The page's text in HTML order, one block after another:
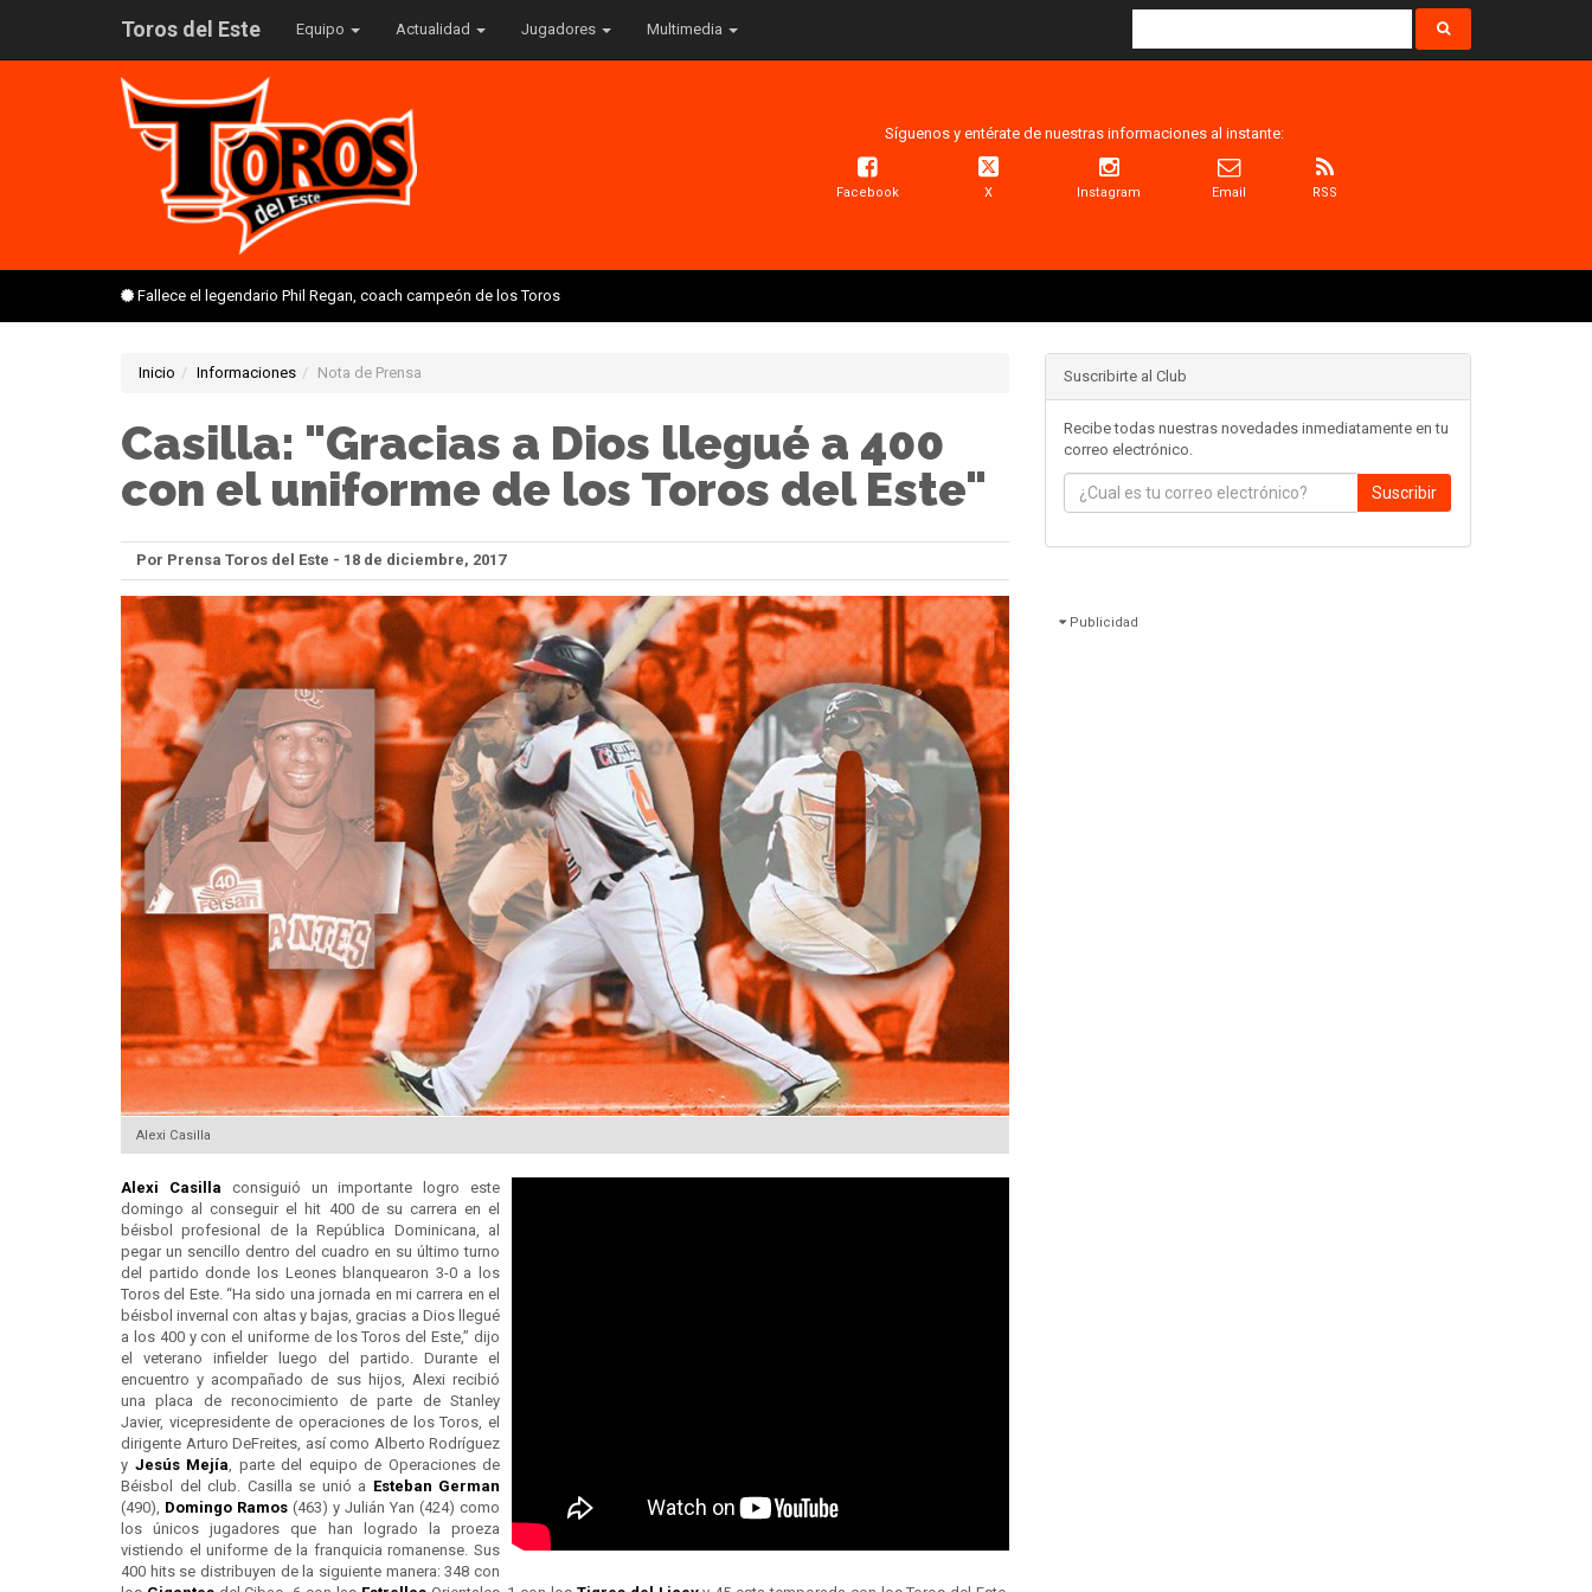
Toros del Este Equipo Actualidad Jugadores Multimedia
Síguenos y entérate de nuestras informaciones al instante:
Facebook X Instagram Email RSS
Fallece el legendario Phil Regan, coach campeón de los Toros
Inicio Informaciones Nota de Prensa
Casilla: "Gracias a Dios llegué a 400
con el uniforme de los Toros del Este"
Por Prensa Toros del Este - 18 de diciembre, 2017
Alexi Casilla
Alexi Casilla consiguió un importante logro este
domingo al conseguir el hit 400 de su carrera en el
béisbol profesional de la República Dominicana, al
pegar un sencillo dentro del cuadro en su último turno
del partido donde los Leones blanquearon 3-0 a los
Toros del Este. “Ha sido una jornada en mi carrera en el
béisbol invernal con altas y bajas, gracias a Dios llegué
a los 400 y con el uniforme de los Toros del Este,” dijo
el veterano infielder luego del partido. Durante el
encuentro y acompañado de sus hijos, Alexi recibió
una placa de reconocimiento de parte de Stanley
Javier, vicepresidente de operaciones de los Toros, el
dirigente Arturo DeFreites, así como Alberto Rodríguez
y Jesús Mejía , parte del equipo de Operaciones de
Béisbol del club. Casilla se unió a Esteban German
(490), Domingo Ramos (463) y Julián Yan (424) como
los únicos jugadores que han logrado la proeza
vistiendo el uniforme de la franquicia romanense. Sus
400 hits se distribuyen de la siguiente manera: 348 con
Suscribirte al Club
Recibe todas nuestras novedades inmediatamente en tu
correo electrónico.
Suscribir
Publicidad